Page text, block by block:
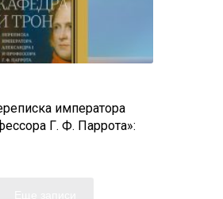
императора
Г. Ф. Паррота»: